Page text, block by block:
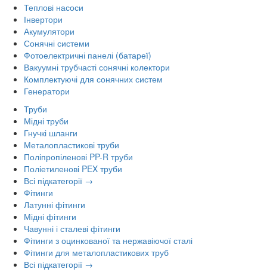
Теплові насоси
Інвертори
Акумулятори
Сонячні системи
Фотоелектричні панелі (батареї)
Вакуумні трубчасті сонячні колектори
Комплектуючі для сонячних систем
Генератори
Труби
Мідні труби
Гнучкі шланги
Металопластикові труби
Поліпропіленові PP-R труби
Поліетиленові PEX труби
Всі підкатегорії →
Фітинги
Латунні фітинги
Мідні фітинги
Чавунні і сталеві фітинги
Фітинги з оцинкованої та нержавіючої сталі
Фітинги для металопластикових труб
Всі підкатегорії →